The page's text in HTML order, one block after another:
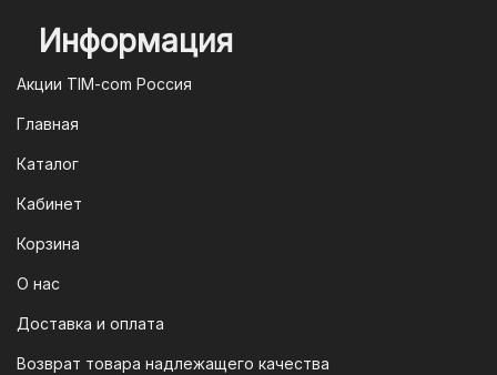
Информация
Акции TIM-com Россия
Главная
Каталог
Кабинет
Корзина
О нас
Доставка и оплата
Возврат товара надлежащего качества